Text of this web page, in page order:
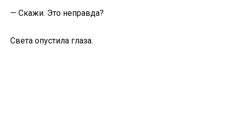
— Скажи. Это неправда?
Света опустила глаза.